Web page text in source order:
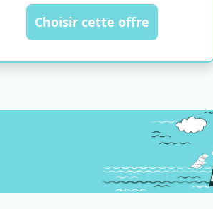
Choisir cette offre